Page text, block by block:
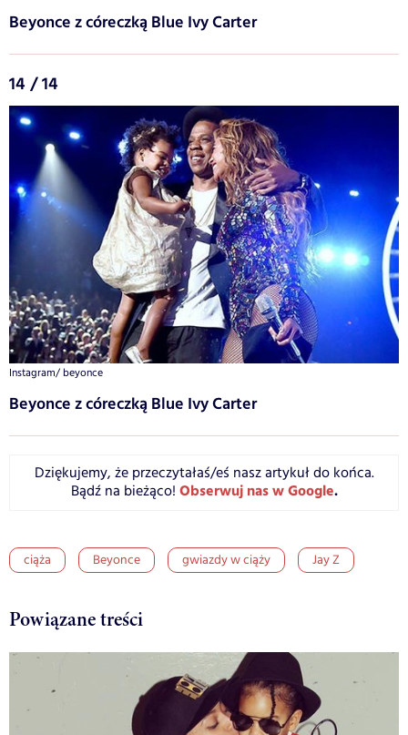
Beyonce z córeczką Blue Ivy Carter
14 / 14
Instagram/ beyonce
Beyonce z córeczką Blue Ivy Carter
Dziękujemy, że przeczytałaś/eś nasz artykuł do końca.
Bądź na bieżąco! Obserwuj nas w Google.
ciąża Beyonce gwiazdy w ciąży Jay Z
Powiązane treści